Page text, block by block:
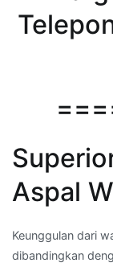
Aspal
Keunggulan dari
dibandingkan